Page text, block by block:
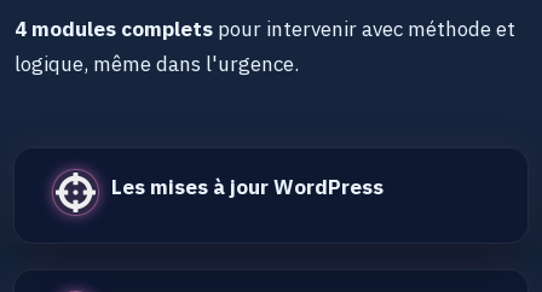
4 modules completspour intervenir avec méthode et
logique, même dans l'urgence.
Les mises à jour WordPress